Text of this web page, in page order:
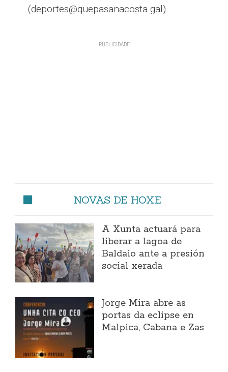
(deportes@quepasanacosta.gal).
NOVAS DE HOXE
A Xunta actuará para
liberar a lagoa de
Baldaio ante a presión
social xerada
Jorge Mira abre as
portas da eclipse en
Malpica, Cabana e Zas